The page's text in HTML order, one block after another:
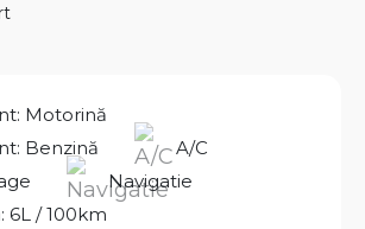
Motorină
Benzină
A/C
Navigatie
6L / 100km